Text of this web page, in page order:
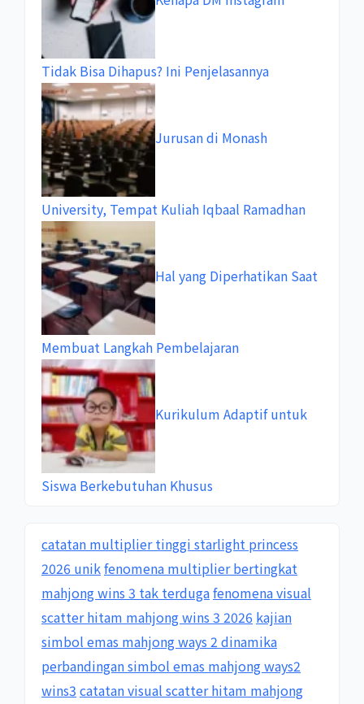
Tidak Bisa Dihapus? Ini Penjelasannya
Jurusan di Monash
University, Tempat Kuliah Iqbaal Ramadhan
Hal yang Diperhatikan Saat
Membuat Langkah Pembelajaran
Kurikulum Adaptif untuk
Siswa Berkebutuhan Khusus
catatan multiplier tinggi starlight princess
2026 unikfenomena multiplier bertingkat
mahjong wins 3 tak terdugafenomena visual
scatter hitam mahjong wins 3 2026 kajian
simbol emas mahjong ways 2 dinamika
perbandingan simbol emas mahjong ways2
wins3 catatan visual scatter hitam mahjong